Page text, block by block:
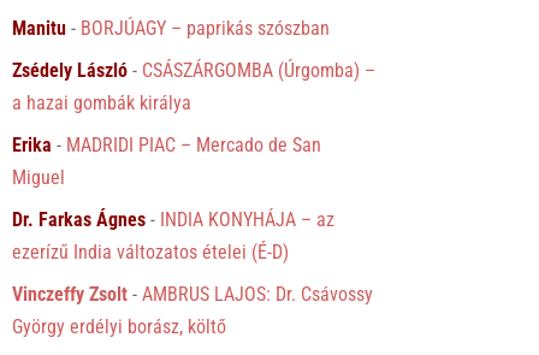
Manitu - BORJÚAGY – paprikás szószban
Zsédely László - CSÁSZÁRGOMBA (Úrgomba) –
a hazai gombák királya
Erika - MADRIDI PIAC – Mercado de San
Miguel
Dr. Farkas Ágnes - INDIA KONYHÁJA – az
ezerízű India változatos ételei (É-D)
Vinczeffy Zsolt -AMBRUS LAJOS: Dr. Csávossy
György erdélyi borász, költő